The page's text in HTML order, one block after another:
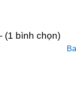
(1 bình chọn)